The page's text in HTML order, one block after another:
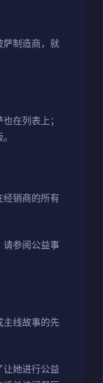
萨制造商，就
在列表上；
销商的所有
请参阅公益事
主线故事的先
让她进行公益